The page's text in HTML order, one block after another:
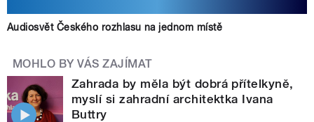
Audiosvět Českého rozhlasu na jednom místě
MOHLO BY VÁS ZAJÍMAT
Zahrada by měla být dobrá přítelkyně,
myslí si zahradní architektka Ivana
Buttry